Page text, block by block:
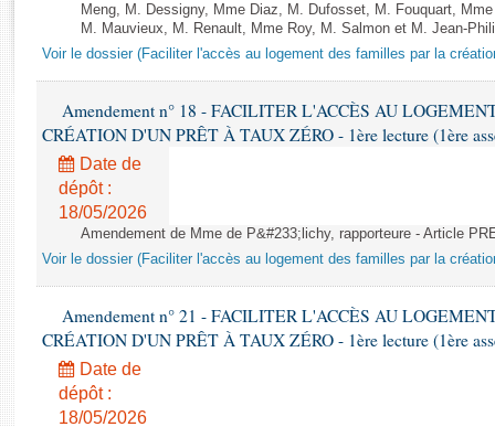
Rapports d'enquête
Rapports législatifs
Dossiers législatifs
Budget et sécurité sociale
Questions écrites et orales
Comptes rendus des débats
Meng, M. Dessigny, Mme Diaz, M. Dufosset, M. Fouquart,
M. Mauvieux, M. Renault, Mme Roy, M. Salmon et M. Jean-
Voir le dossier (Faciliter l'accès au logement des familles par la
Amendement n° 18 - FACILITER L'ACCÈS AU
CRÉATION D'UN PRÊT À TAUX ZÉRO - 1ère lecture (1ère
Date de
dépôt :
18/05/2026
Amendement de Mme de P&#233;lichy, rapporteure - Article
Voir le dossier (Faciliter l'accès au logement des familles par la
Amendement n° 21 - FACILITER L'ACCÈS AU
CRÉATION D'UN PRÊT À TAUX ZÉRO - 1ère lecture (1ère
Date de
dépôt :
18/05/2026